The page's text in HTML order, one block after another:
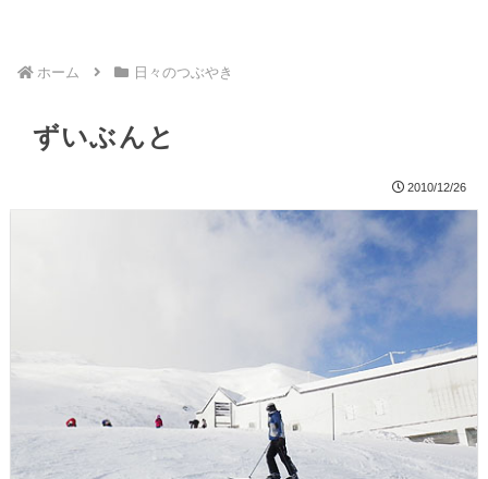
ホーム 日々のつぶやき
ずいぶんと
2010/12/26